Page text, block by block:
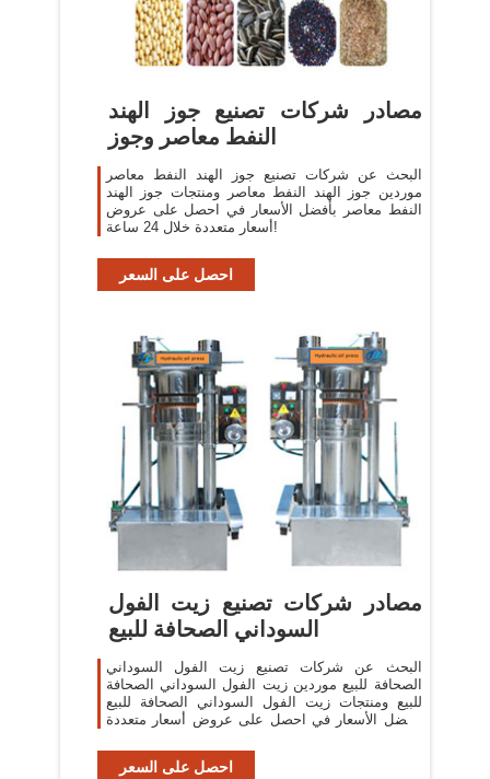
مصادر شركات تصنيع جوز الهند
النفط معاصر وجوز
البحث عن شركات تصنيع جوز الهند النفط معاصر
موردين جوز الهند النفط معاصر ومنتجات جوز الهند
النفط معاصر بأفضل الأسعار في احصل على عروض
أسعار متعددة خلال 24 ساعة!
احصل على السعر
مصادر شركات تصنيع زيت الفول
السوداني الصحافة للبيع
البحث عن شركات تصنيع زيت الفول السوداني
الصحافة للبيع موردين زيت الفول السوداني الصحافة
للبيع ومنتجات زيت الفول السوداني الصحافة للبيع
بأفضل الأسعار في احصل على عروض أسعار متعددة
احصل على السعر